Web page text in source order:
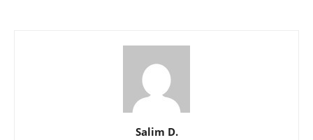
Salim D.